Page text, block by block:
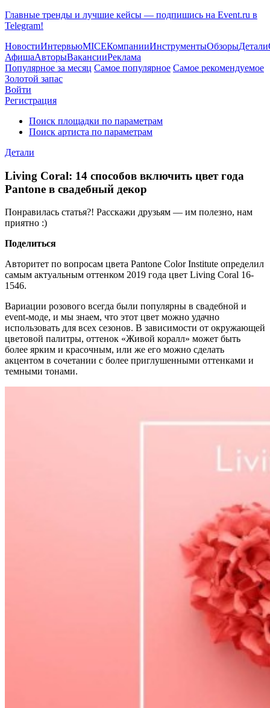
Главные тренды и лучшие кейсы — подпишись на Event.ru в
Telegram!
НовостиИнтервьюMICEКомпанииИнструментыОбзорыДетали
АфишаАвторыВакансииРеклама
Популярное за месяц Самое популярное Самое рекомендуемое
Золотой запас
Войти
Регистрация
Поиск площадки по параметрам
Поиск артиста по параметрам
Детали
Living Coral: 14 способов включить цвет года
Pantone в свадебный декор
Понравилась статья?! Расскажи друзьям — им полезно, нам
приятно :)
Поделиться
Авторитет по вопросам цвета Pantone Color Institute определил
самым актуальным оттенком 2019 года цвет Living Coral 16-
1546.
Вариации розового всегда были популярны в свадебной и
event-моде, и мы знаем, что этот цвет можно удачно
использовать для всех сезонов. В зависимости от окружающей
цветовой палитры, оттенок «Живой коралл» может быть
более ярким и красочным, или же его можно сделать
акцентом в сочетании с более приглушенными оттенками и
темными тонами.